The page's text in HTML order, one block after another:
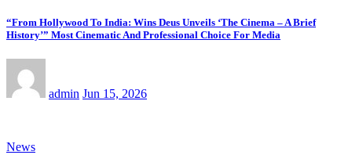
“From Hollywood To India: Wins Deus Unveils ‘The Cinema – A Brief
History’” Most Cinematic And Professional Choice For Media
admin Jun 15, 2026
News